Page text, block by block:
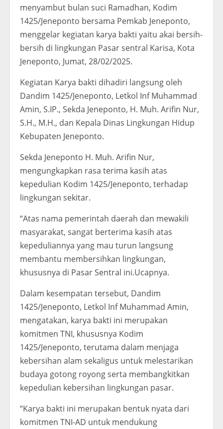
menyambut bulan suci Ramadhan, Kodim
1425/Jeneponto bersama Pemkab Jeneponto,
menggelar kegiatan karya bakti yaitu akai bersih-
bersih di lingkungan Pasar sentral Karisa, Kota
Jeneponto, Jumat, 28/02/2025.
Kegiatan Karya bakti dihadiri langsung oleh
Dandim 1425/Jeneponto, Letkol Inf Muhammad
Amin, S.IP., Sekda Jeneponto, H. Muh. Arifin Nur,
S.H., M.H., dan Kepala Dinas Lingkungan Hidup
Kebupaten Jeneponto.
Sekda Jeneponto H. Muh. Arifin Nur,
mengungkapkan rasa terima kasih atas
kepedulian Kodim 1425/Jeneponto, terhadap
lingkungan sekitar.
“Atas nama pemerintah daerah dan mewakili
masyarakat, sangat berterima kasih atas
kepeduliannya yang mau turun langsung
membantu membersihkan lingkungan,
khususnya di Pasar Sentral ini.Ucapnya.
Dalam kesempatan tersebut, Dandim
1425/Jeneponto, Letkol Inf Muhammad Amin,
mengatakan, karya bakti ini merupakan
komitmen TNI, khususnya Kodim
1425/Jeneponto, terutama dalam menjaga
kebersihan alam sekaligus untuk melestarikan
budaya gotong royong serta membangkitkan
kepedulian kebersihan lingkungan pasar.
“Karya bakti ini merupakan bentuk nyata dari
komitmen TNI-AD untuk mendukung